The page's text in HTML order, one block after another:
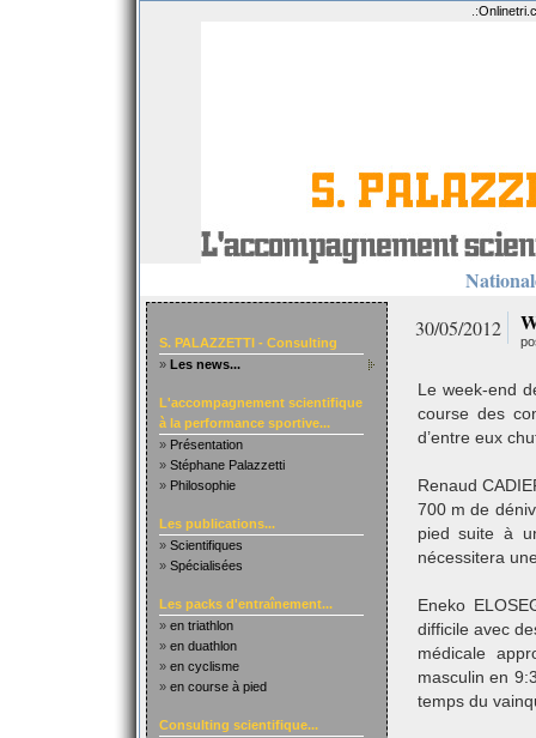
.:
S. PALAZZETTI - Consulting
» Les news...
L'accompagnement scientifique
à la performance sportive...
» Présentation
» Stéphane Palazzetti
» Philosophie
Les publications...
» Scientifiques
» Spécialisées
Les packs d'entraînement...
» en triathlon
» en duathlon
» en cyclisme
» en course à pied
Consulting scientifique...
30/05/2012
Le week-end
course des
d’entre eux
Renaud
700 m de
pied suite à
nécessitera
Eneko
difficile avec
médicale
masculin en
temps du